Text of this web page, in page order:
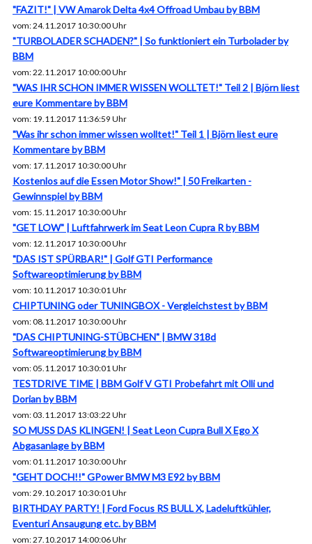
"FAZIT!" | VW Amarok Delta 4x4 Offroad Umbau by BBM
vom: 24.11.2017 10:30:00 Uhr
"TURBOLADER SCHADEN?" | So funktioniert ein Turbolader by
BBM
vom: 22.11.2017 10:00:00 Uhr
"WAS IHR SCHON IMMER WISSEN WOLLTET!" Teil 2 | Björn liest
eure Kommentare by BBM
vom: 19.11.2017 11:36:59 Uhr
"Was ihr schon immer wissen wolltet!" Teil 1 | Björn liest eure
Kommentare by BBM
vom: 17.11.2017 10:30:00 Uhr
Kostenlos auf die Essen Motor Show!" | 50 Freikarten -
Gewinnspiel by BBM
vom: 15.11.2017 10:30:00 Uhr
"GET LOW" | Luftfahrwerk im Seat Leon Cupra R by BBM
vom: 12.11.2017 10:30:00 Uhr
"DAS IST SPÜRBAR!" | Golf GTI Performance
Softwareoptimierung by BBM
vom: 10.11.2017 10:30:01 Uhr
CHIPTUNING oder TUNINGBOX - Vergleichstest by BBM
vom: 08.11.2017 10:30:00 Uhr
"DAS CHIPTUNING-STÜBCHEN" | BMW 318d
Softwareoptimierung by BBM
vom: 05.11.2017 10:30:01 Uhr
TESTDRIVE TIME | BBM Golf V GTI Probefahrt mit Olli und
Dorian by BBM
vom: 03.11.2017 13:03:22 Uhr
SO MUSS DAS KLINGEN! | Seat Leon Cupra Bull X Ego X
Abgasanlage by BBM
vom: 01.11.2017 10:30:00 Uhr
"GEHT DOCH!!" GPower BMW M3 E92 by BBM
vom: 29.10.2017 10:30:01 Uhr
BIRTHDAY PARTY! | Ford Focus RS BULL X, Ladeluftkühler,
Eventuri Ansaugung etc. by BBM
vom: 27.10.2017 14:00:06 Uhr